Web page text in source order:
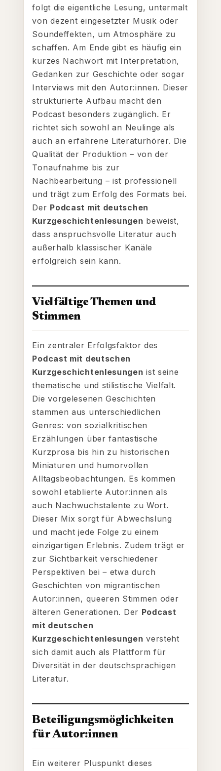
folgt die eigentliche Lesung, untermalt
von dezent eingesetzter Musik oder
Soundeffekten, um Atmosphäre zu
schaffen. Am Ende gibt es häufig ein
kurzes Nachwort mit Interpretation,
Gedanken zur Geschichte oder sogar
Interviews mit den Autor:innen. Dieser
strukturierte Aufbau macht den
Podcast besonders zugänglich. Er
richtet sich sowohl an Neulinge als
auch an erfahrene Literaturhörer. Die
Qualität der Produktion – von der
Tonaufnahme bis zur
Nachbearbeitung – ist professionell
und trägt zum Erfolg des Formats bei.
Der Podcast mit deutschen
Kurzgeschichtenlesungen beweist,
dass anspruchsvolle Literatur auch
außerhalb klassischer Kanäle
erfolgreich sein kann.
Vielfältige Themen und
Stimmen
Ein zentraler Erfolgsfaktor des
Podcast mit deutschen
Kurzgeschichtenlesungen ist seine
thematische und stilistische Vielfalt.
Die vorgelesenen Geschichten
stammen aus unterschiedlichen
Genres: von sozialkritischen
Erzählungen über fantastische
Kurzprosa bis hin zu historischen
Miniaturen und humorvollen
Alltagsbeobachtungen. Es kommen
sowohl etablierte Autor:innen als
auch Nachwuchstalente zu Wort.
Dieser Mix sorgt für Abwechslung
und macht jede Folge zu einem
einzigartigen Erlebnis. Zudem trägt er
zur Sichtbarkeit verschiedener
Perspektiven bei – etwa durch
Geschichten von migrantischen
Autor:innen, queeren Stimmen oder
älteren Generationen. Der Podcast
mit deutschen
Kurzgeschichtenlesungen versteht
sich damit auch als Plattform für
Diversität in der deutschsprachigen
Literatur.
Beteiligungsmöglichkeiten
für Autor:innen
Ein weiterer Pluspunkt dieses